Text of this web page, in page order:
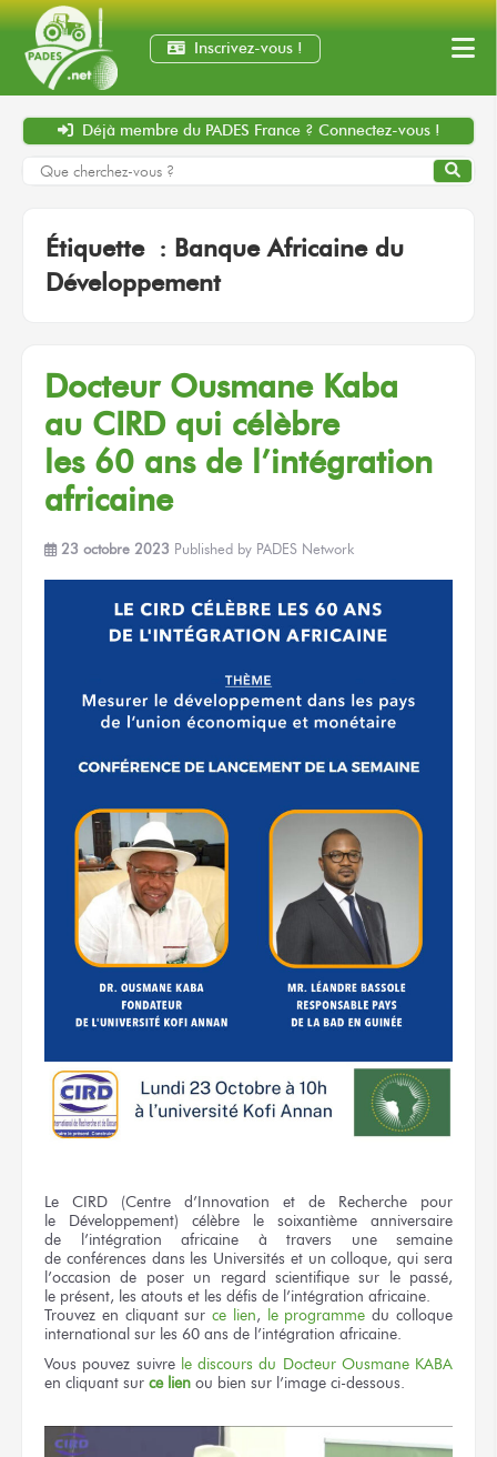
Inscrivez-vous !
Déjà membre du PADES France ? Connectez-vous !
Étiquette : Banque Africaine du
Développement
Docteur Ousmane Kaba
au CIRD qui célèbre
les 60 ans de l’intégration
africaine
23 octobre 2023 Published by PADES Network
Le CIRD (Centre d’Innovation et de Recherche pour
le Développement) célèbre le soixantième anniversaire
de l’intégration africaine à travers
une semaine
de conférences dans les Universités et un colloque, qui sera
l’occasionde poser un regard scientifiquesur le passé,
le présent, les atouts et les défis de l’intégration africaine.
Trouvez en cliquant surce lien, le programme du colloque
international sur les 60 ans de l’intégration africaine.
Vous pouvez suivre le discours du Docteur Ousmane KABA
en cliquant sur ce lien ou bien sur l’image ci-dessous.